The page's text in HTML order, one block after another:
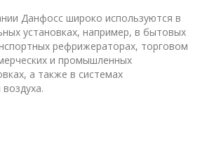
Данфосс широко используются в
установках, например, в бытовых
рефрижераторах, торговом
и промышленных
а также в системах